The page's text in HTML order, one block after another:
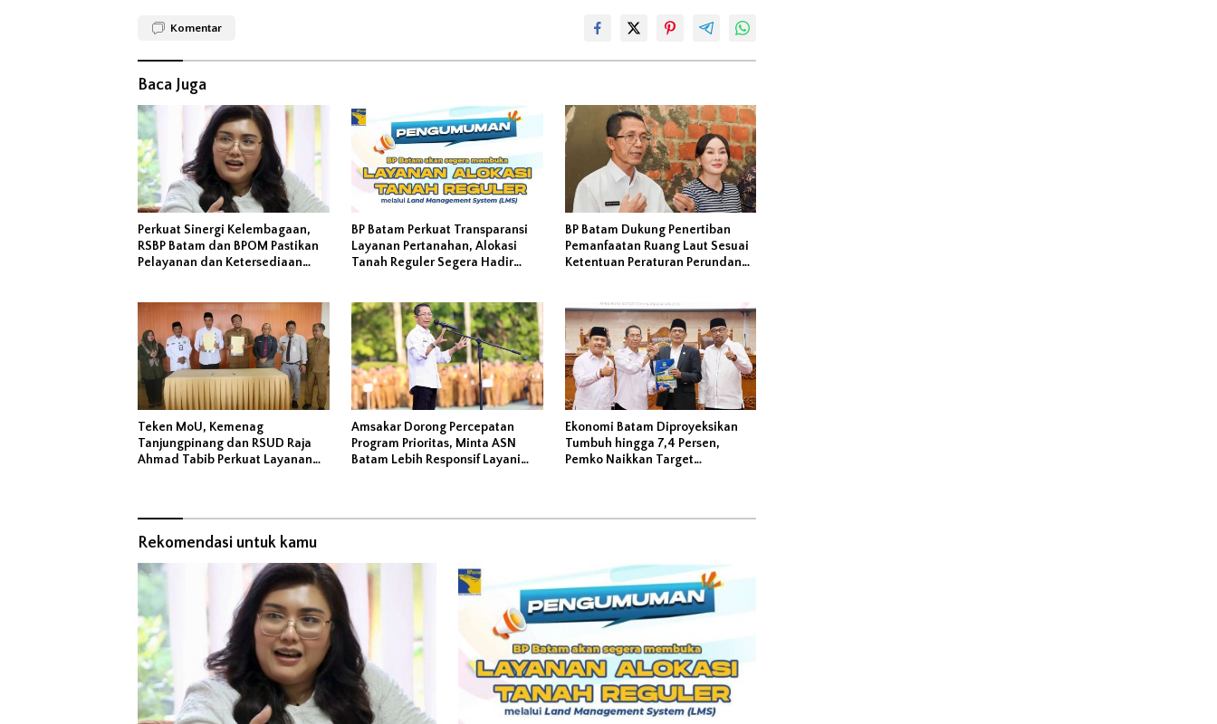
Komentar
Baca Juga
Perkuat Sinergi Kelembagaan,
RSBP Batam dan BPOM Pastikan
Pelayanan dan Ketersediaan
BP Batam Perkuat Transparansi
Layanan Pertanahan, Alokasi
Tanah Reguler Segera Hadir
BP Batam Dukung Penertiban
Pemanfaatan Ruang Laut Sesuai
Ketentuan Peraturan Perundang-
Teken MoU, Kemenag
Tanjungpinang dan RSUD Raja
Ahmad Tabib Perkuat Layanan
Amsakar Dorong Percepatan
Program Prioritas, Minta ASN
Batam Lebih Responsif Layani
Ekonomi Batam Diproyeksikan
Tumbuh hingga 7,4 Persen,
Pemko Naikkan Target
Rekomendasi untuk kamu